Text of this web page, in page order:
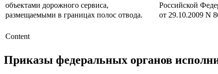
объектами дорожного сервиса,
размещаемыми в границах полос отвода.
Российской
от 29.10.2009 N
Content
Приказы федеральных органов